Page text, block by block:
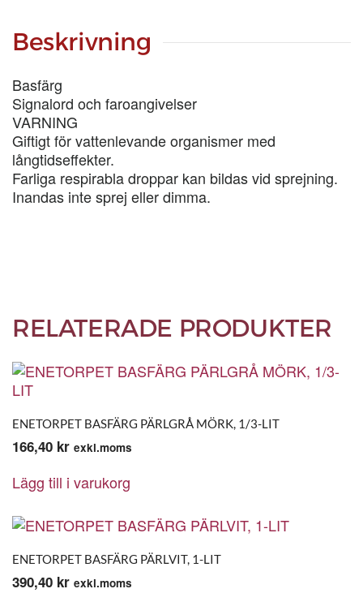
LIT
mängd
Beskrivning
Basfärg
Signalord och faroangivelser
VARNING
Giftigt för vattenlevande organismer med
långtidseffekter.
Farliga respirabla droppar kan bildas vid sprejning.
Inandas inte sprej eller dimma.
RELATERADE PRODUKTER
ENETORPET BASFÄRG PÄRLGRÅ MÖRK, 1/3-LIT
166,40 kr exkl.moms
Lägg till i varukorg
ENETORPET BASFÄRG PÄRLVIT, 1-LIT
390,40 kr exkl.moms